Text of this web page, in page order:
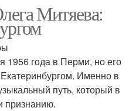
Митяева:
1956 года в Перми, но его
Именно в
путь, который в
признанию.